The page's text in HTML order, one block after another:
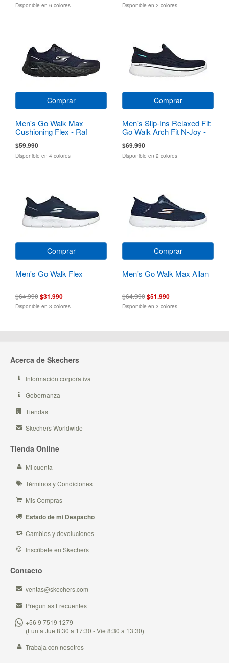
Disponible en 6 colores Disponible en 2 colores
Comprar
Men's Go Walk Max
Cushioning Flex - Raf
$59.990
Disponible en 4 colores
Comprar
Men's Slip-Ins Relaxed Fit:
Go Walk Arch Fit N-Joy -
$69.990
Disponible en 2 colores
Comprar
Men's Go Walk Flex
$64.990$31.990
Disponible en 3 colores
Comprar
Men's Go Walk Max Allan
$64.990$51.990
Disponible en 3 colores
Acerca de Skechers
Información corporativa
Gobernanza
Tiendas
Skechers Worldwide
Tienda Online
Mi cuenta
Términos y Condiciones
Mis Compras
Estado de mi Despacho
Cambios y devoluciones
Inscribete en Skechers
Contacto
ventas@skechers.com
Preguntas Frecuentes
+56 9 7519 1279
(Lun a Jue 8:30 a 17:30 - Vie 8:30 a 13:30)
Trabaja con nosotros